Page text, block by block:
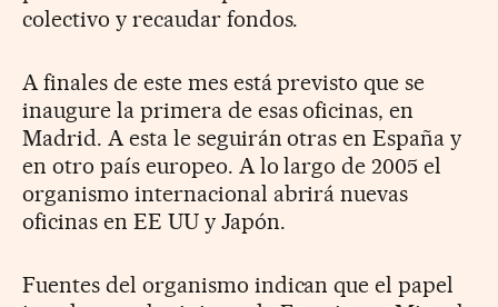
colectivo y recaudar fondos.
A finales de este mes está previsto que se
inaugure la primera de esas oficinas, en
Madrid. A esta le seguirán otras en España y
en otro país europeo. A lo largo de 2005 el
organismo internacional abrirá nuevas
oficinas en EE UU y Japón.
Fuentes del organismo indican que el papel